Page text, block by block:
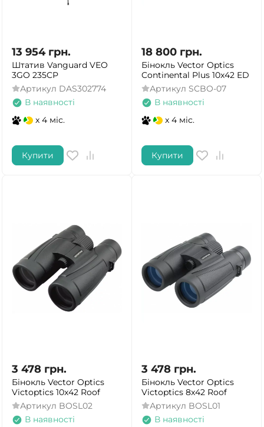
13 954 грн.
Штатив Vanguard VEO
3GO 235CP
Артикул DAS302774
В наявності
x 4 міс.
Купити
18 800 грн.
Бінокль Vector Optics
Continental Plus 10x42 ED
Артикул SCBO-07
В наявності
x 4 міс.
Купити
3 478 грн.
Бінокль Vector Optics
Victoptics 10x42 Roof
Артикул BOSL02
В наявності
3 478 грн.
Бінокль Vector Optics
Victoptics 8x42 Roof
Артикул BOSL01
В наявності